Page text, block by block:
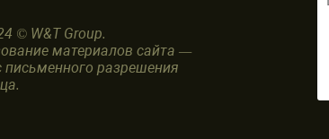
© W&T Group.
материалов сайта —
письменного разрешения